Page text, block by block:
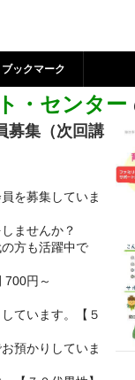
サポー
活動支
ブックマーク
・センター
集（次回講
を募集していま
ませんか？
方も活躍中で
円～
ています。【５
預かりしていま